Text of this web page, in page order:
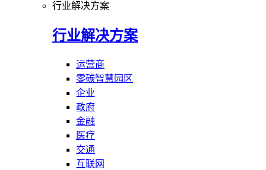
行业解决方案
行业解决方案
运营商
零碳智慧园区
企业
政府
金融
医疗
交通
互联网